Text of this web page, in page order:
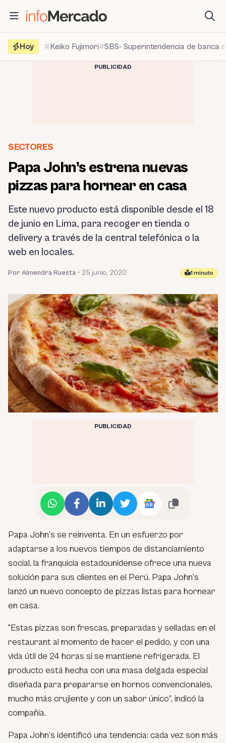
contenido
Hoy
Keiko Fujimori SBS- Superintendencia de banca
PUBLICIDAD
SECTORES
Papa John’s estrena nuevas
pizzas para hornear en casa
Este nuevo producto está disponible desde el 18
de junio en Lima, para recoger en tienda o
delivery a través de la central telefónica o la
web en locales.
Por Almendra Ruesta • 25 junio, 2020 1 minuto
PUBLICIDAD
Papa John’s se reinventa. En un esfuerzo por
adaptarse a los nuevos tiempos de distanciamiento
social, la franquicia estadounidense ofrece una nueva
solución para sus clientes en el Perú. Papa John’s
lanzó un nuevo concepto de pizzas listas para hornear
en casa.
“Estas pizzas son frescas, preparadas y selladas en el
restaurant al momento de hacer el pedido, y con una
vida útil de 24 horas si se mantiene refrigerada. El
producto está hecha con una masa delgada especial
diseñada para prepararse en hornos convencionales,
mucho más crujiente y con un sabor único”, indicó la
compañía.
Papa John’s identificó una tendencia: cada vez son más